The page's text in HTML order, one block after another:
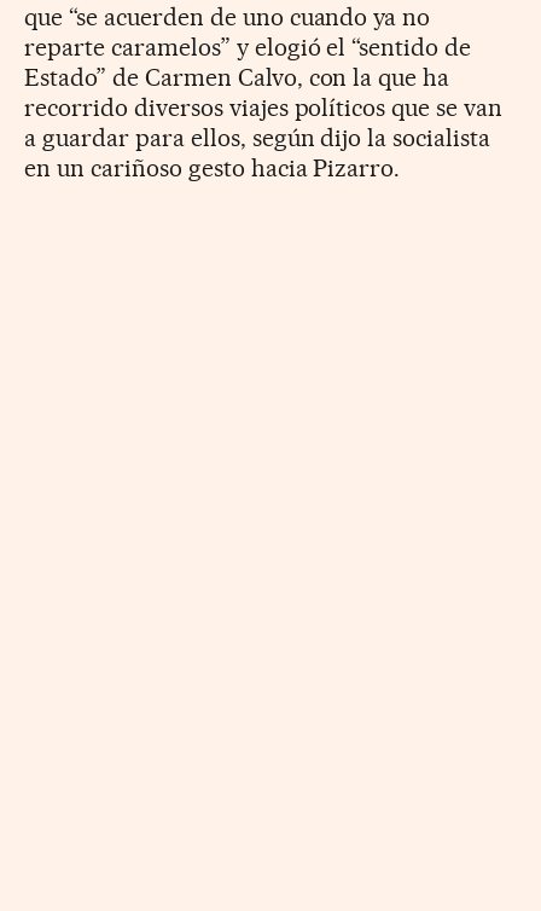
que “se acuerden de uno cuando ya no
reparte caramelos” y elogió el “sentido de
Estado” de Carmen Calvo, con la que ha
recorrido diversos viajes políticos que se van
a guardar para ellos, según dijo la socialista
en un cariñoso gesto hacia Pizarro.